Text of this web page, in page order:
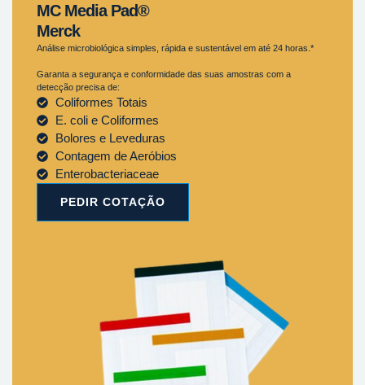
MC Media Pad®
Merck
Análise microbiológica simples, rápida e sustentável em até 24 horas.*
Garanta a segurança e conformidade das suas amostras com a
detecção precisa de:
Coliformes Totais
E. coli e Coliformes
Bolores e Leveduras
Contagem de Aeróbios
Enterobacteriaceae
PEDIR COTAÇÃO